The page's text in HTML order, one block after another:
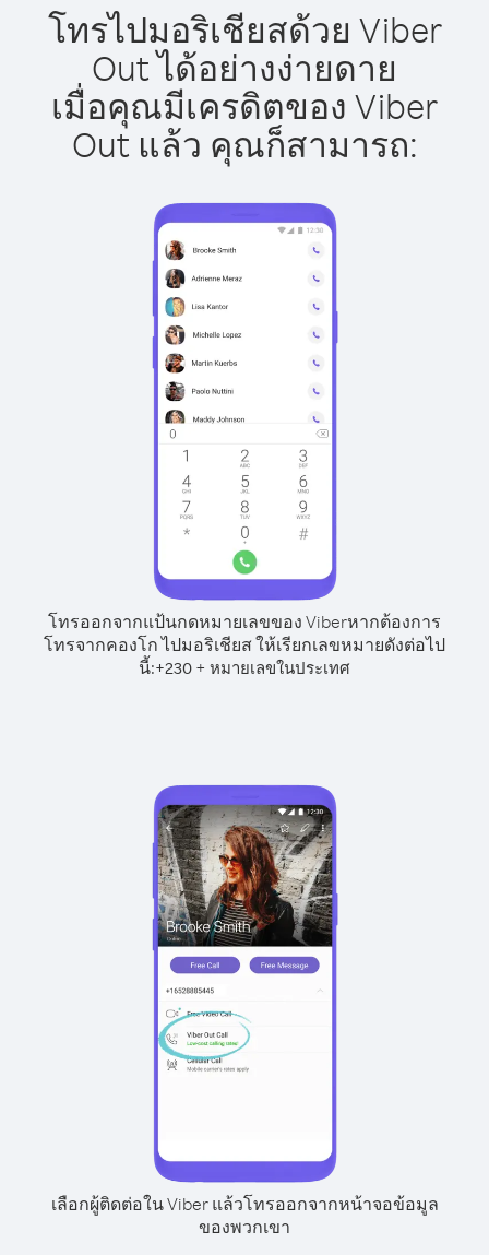
โทรไปมอริเชียสด้วย Viber
Out ได้อย่างง่ายดาย
เมื่อคุณมีเครดิตของ Viber
Out แล้ว คุณก็สามารถ:
โทรออกจากแป้นกดหมายเลขของ Viberหากต้องการ
โทรจากคองโก ไปมอริเชียส ให้เรียกเลขหมายดังต่อไป
นี้:+230 + หมายเลขในประเทศ
เลือกผู้ติดต่อใน Viber แล้วโทรออกจากหน้าจอข้อมูล
ของพวกเขา